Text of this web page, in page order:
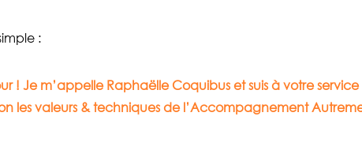
:
! Je m’appelle Raphaëlle Coquibus et suis à votre
les valeurs & techniques de l’Accompagnement